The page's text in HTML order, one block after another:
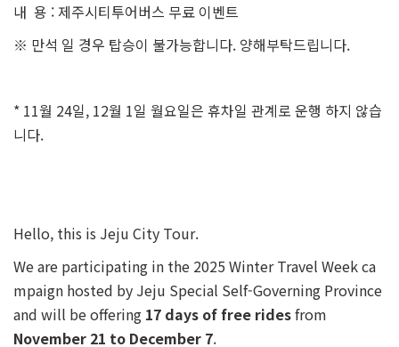
내 용 : 제주시티투어버스 무료 이벤트
※ 만석 일 경우 탑승이 불가능합니다. 양해부탁드립니다.
* 11월 24일, 12월 1일 월요일은 휴차일 관계로 운행 하지 않습
니다.
Hello, this is Jeju City Tour.
We are participating in the 2025 Winter Travel Week ca
mpaign hosted by Jeju Special Self-Governing Province
and will be offering 17 days of free ridesfrom
November 21 to December 7.